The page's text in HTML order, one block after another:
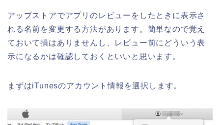
アップストアでアプリのレビューをしたときに表示さ
れる名前を変更する方法があります。簡単なので覚え
ておいて損はありませんし、レビュー前にどういう表
示になるかは確認しておくといいと思います。
まずはiTunesのアカウント情報を選択します。